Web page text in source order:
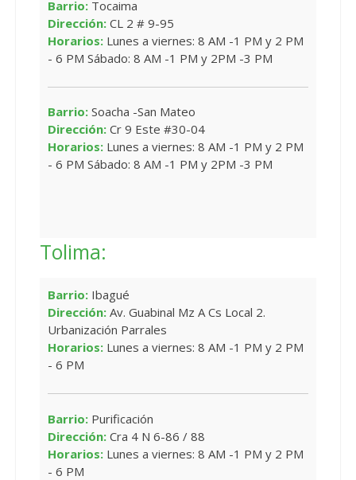
Barrio: Tocaima
Dirección: CL 2 # 9-95
Horarios: Lunes a viernes: 8 AM -1 PM y 2 PM
- 6 PM Sábado: 8 AM -1 PM y 2PM -3 PM
Barrio: Soacha -San Mateo
Dirección: Cr 9 Este #30-04
Horarios: Lunes a viernes: 8 AM -1 PM y 2 PM
- 6 PM Sábado: 8 AM -1 PM y 2PM -3 PM
Tolima:
Barrio: Ibagué
Dirección: Av. Guabinal Mz A Cs Local 2.
Urbanización Parrales
Horarios: Lunes a viernes: 8 AM -1 PM y 2 PM
- 6 PM
Barrio: Purificación
Dirección: Cra 4 N 6-86 / 88
Horarios: Lunes a viernes: 8 AM -1 PM y 2 PM
- 6 PM